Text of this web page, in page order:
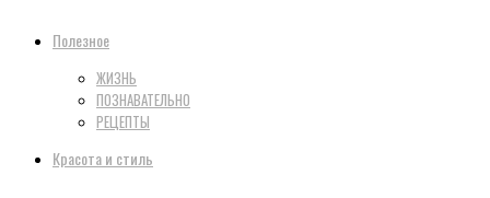
Полезное
ЖИЗНЬ
ПОЗНАВАТЕЛЬНО
РЕЦЕПТЫ
Красота и стиль